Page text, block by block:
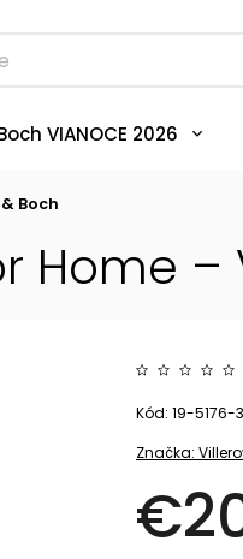
VIANOCE 2026
Boch
Home –
Značka:
Kód: 19-5176-